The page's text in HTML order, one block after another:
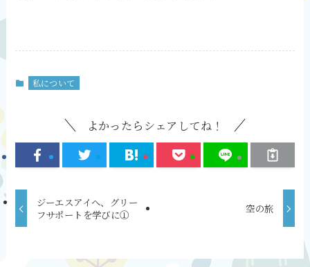
私について
よかったらシェアしてね！
ジーエスアイへ、グリー
フサポートを学びに①
空の旅